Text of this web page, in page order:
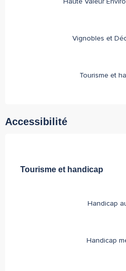
Haute Valeur
Vignobles et
Tourisme et
Accessibilité
Tourisme et handicap
Tourisme et handicap
Handicap
Handicap